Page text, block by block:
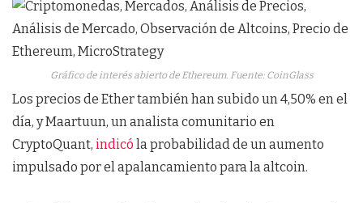
Gráfico de interés abierto de Ethereum. Fuente: CoinGlass
Los precios de Ether también han subido un 4,50% en el
día, y Maartuun, un analista comunitario en
CryptoQuant, indicó la probabilidad de un aumento
impulsado por el apalancamiento para la altcoin.